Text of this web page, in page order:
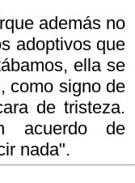
además no
adoptivos que
ella se
como signo de
de tristeza.
acuerdo de
nada".